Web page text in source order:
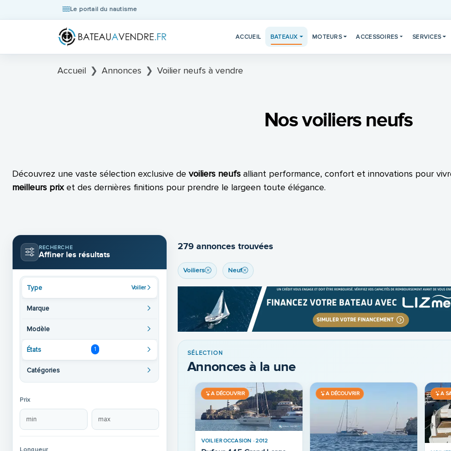
Le portail du nautisme
ACCUEIL BATEAUX MOTEURS ACCESSOIRES SERVICES
Accueil Annonces Voilier neufs à vendre
Nos voiliers neufs
Découvrez une vaste sélection exclusive de voiliers neufs alliant performance, confort et innovations pour
meilleurs prixet des dernières finitions pour prendre le largeen toute élégance.
RECHERCHE
Affiner les résultats
Type Voilier
Marque
Modèle
États 1
Catégories
Prix
279 annonces trouvées
Voiliers Neuf
SÉLECTION
Annonces à la une
A DÉCOUVRIR
Place de port
A DÉCOUVRIR A